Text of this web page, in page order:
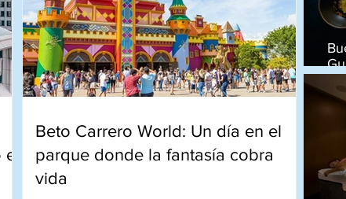
Beto Carrero World: Un día en el
parque donde la fantasía cobra
vida